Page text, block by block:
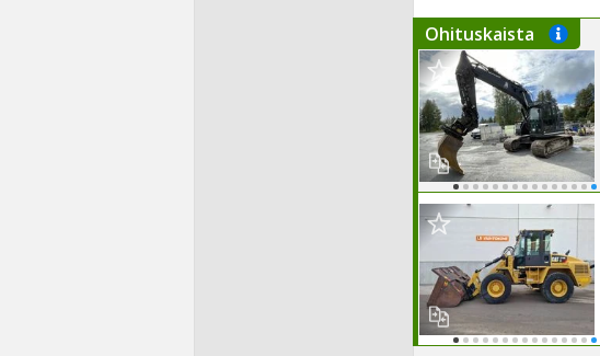
Ohituskaista